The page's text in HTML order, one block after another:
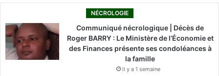
NÉCROLOGIE
Communiqué nécrologique | Décès de
Roger BARRY : Le Ministère de l’Économie et
des Finances présente ses condoléances à
la famille
il y a 1 semaine